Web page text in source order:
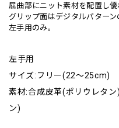
屈曲部にニット素材を配置し
グリップ面はデジタルパター
左手用のみ。
左手用
サイズ:フリー(22～25cm)
素材:合成皮革(ポリウレタ
ン)